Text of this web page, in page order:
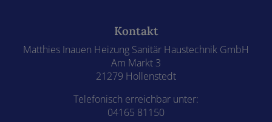
Kontakt
Matthies Inauen Heizung Sanitär Haustechnik GmbH
Am Markt 3
21279 Hollenstedt
Telefonisch erreichbar unter:
04165 81150